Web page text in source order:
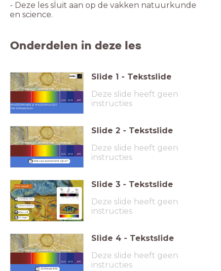
- Deze les sluit aan op de vakken natuurkunde
en science.
Onderdelen in deze les
MASTERMINDS & MASTERPIECES
Het lichtspectrum
Slide 1 - Tekstslide
Deze slide heeft geen
instructies
Wat voor soorten licht zijn er?
Slide 2 - Tekstslide
Deze slide heeft geen
instructies
Ultraviolet licht
Infrarood
Röntgen
Info vooraf
Zichtbaar licht
Slide 3 - Tekstslide
Deze slide heeft geen
instructies
Zichtbaar licht
Slide 4 - Tekstslide
Deze slide heeft geen
instructies